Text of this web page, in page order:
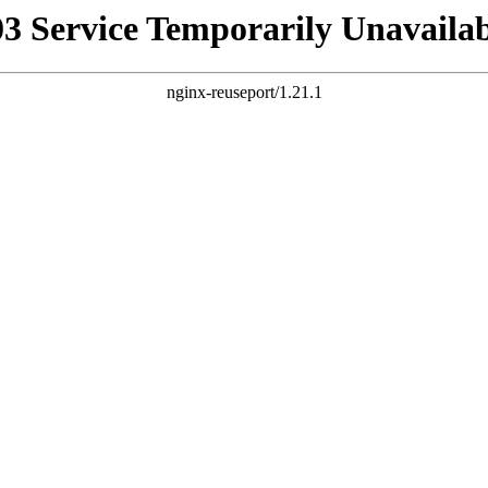
Service Temporarily
nginx-reuseport/1.21.1